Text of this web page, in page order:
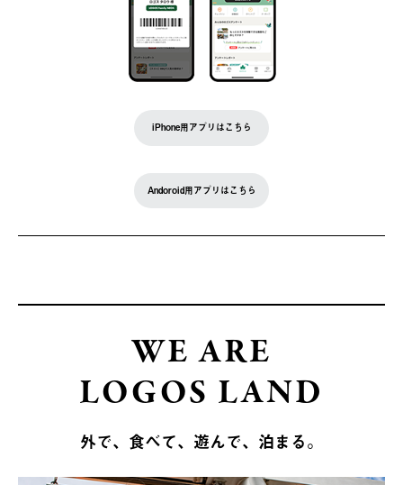
iPhone用アプリはこちら
Andoroid用アプリはこちら
WE ARE
LOGOS LAND
外で、食べて、遊んで、泊まる。